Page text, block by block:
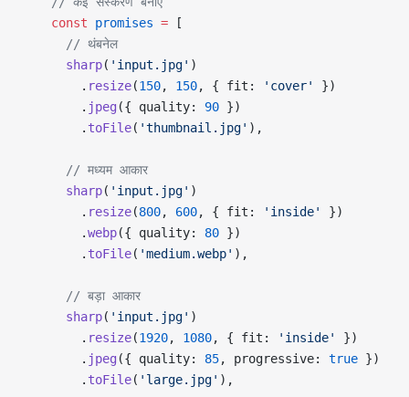
    const
promises = [
      // थंबनेल
      sharp
( 'input.jpg' )
        .
resize(150, 150, { fit: 'cover'
})
        .
jpeg ({ quality: 90 })
        .
toFile( 'thumbnail.jpg' ),
      // मध्यम आकार
      sharp
( 'input.jpg' )
        .
resize(800, 600, { fit: 'inside'
})
        .
webp({ quality: 80 })
        .
toFile( 'medium.webp' ),
      // बड़ा आकार
      sharp
( 'input.jpg' )
        .
resize(1920, 1080, { fit: 'inside'
})
        .
jpeg ({ quality: 85, progressive: true })
        .
toFile( 'large.jpg' ),